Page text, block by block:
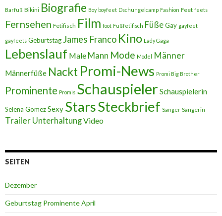
Barfuß Bikini Biografie Boy boyfeet Dschungelcamp Fashion Feet feets
Fernsehen Fetifisch Film foot Fußfetifisch FüßeGay gayfeet
gayfeets Geburtstag James Franco Kino Lady Gaga
Lebenslauf Male Mann Mode Model Männer
Männerfüße Nackt Promi-News Promi Big Brother
Prominente Promis Schauspieler Schauspielerin
Selena GomezSexy StarsSteckbrief Sänger Sängerin
Trailer UnterhaltungVideo
SEITEN
Dezember
Geburtstag Prominente April